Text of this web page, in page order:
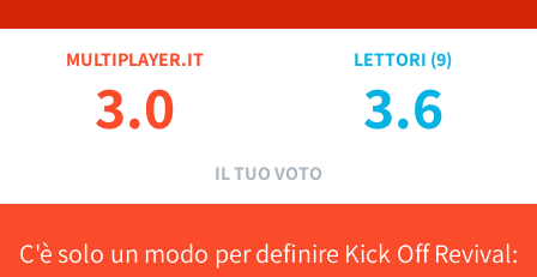
MULTIPLAYER.IT
3.0
LETTORI (9)
3.6
IL TUO VOTO
C'è solo un modo per definire Kick Off Revival: